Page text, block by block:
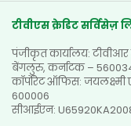
टेस्टिमोनियल्स
फोटो गैलरी
वीडियो गैलरी
डीलर खोजें
साइटमैप
टीवीएस क्रेडिट सर्विसेज़
पंजीकृत कार्यालय: टीवीआर
बेंगलुरु, कर्नाटक –
कॉर्पोरेट ऑफिस:
600006
सीआईएन: